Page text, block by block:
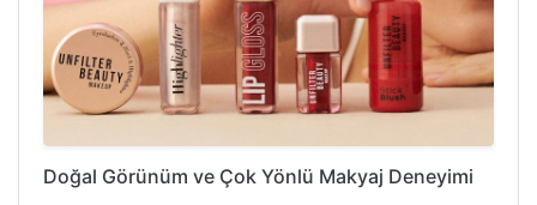
Doğal Görünüm ve Çok Yönlü Makyaj Deneyimi